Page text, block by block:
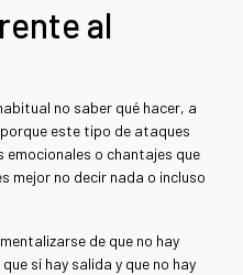
al
no saber qué hacer, a
este tipo de ataques
o chantajes que
mejor no decir nada o incluso
de que no hay
sí hay salida y que no hay